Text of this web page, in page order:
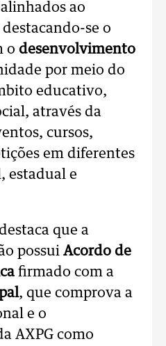
ao
se o
o desenvolvimento
por meio do
educativo,
através da
cursos,
em diferentes
estadual e
que a
possui Acordo de
firmado com a
, que comprova a
e o
AXPG como